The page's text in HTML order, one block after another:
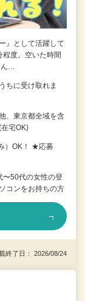
』として活躍して
程度。空いた時間
ん…
に受け取れま
、東京都全域を含
宅OK)
）OK！ ★応募
50代の女性の登
ンをお持ちの方
了日： 2026/08/24